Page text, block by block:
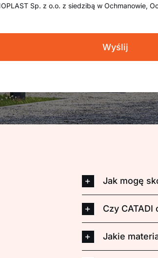
Sp. z o.o. z siedzibą w Ochmanowie,
Jak mogę
Czy
Jakie